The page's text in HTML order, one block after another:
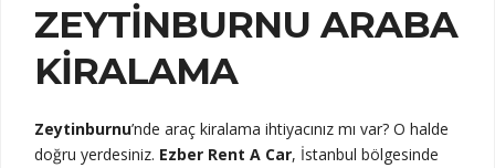
ZEYTINBURNU ARABA
KIRALAMA
Zeytinburnu’nde araç kiralama ihtiyacınız mı var? O halde
doğru yerdesiniz. Ezber Rent A Car, İstanbul bölgesinde